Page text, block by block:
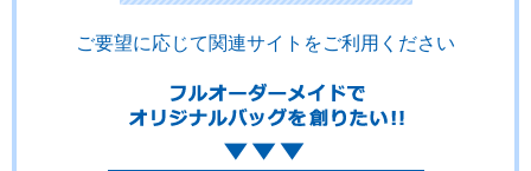
ご要望に応じて関連サイトをご利用ください